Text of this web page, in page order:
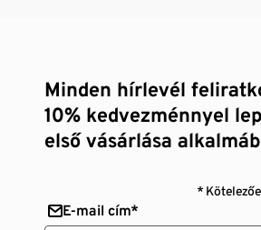
Minden hírlevél
10% kedvezménnyel
első vásárlása
*
E-mail cím*